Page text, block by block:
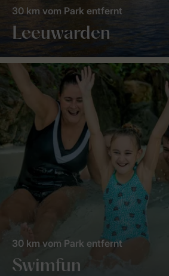
Leeuwarden
30 km vom Park entfernt
Swimfun
30 km vom Park entfernt